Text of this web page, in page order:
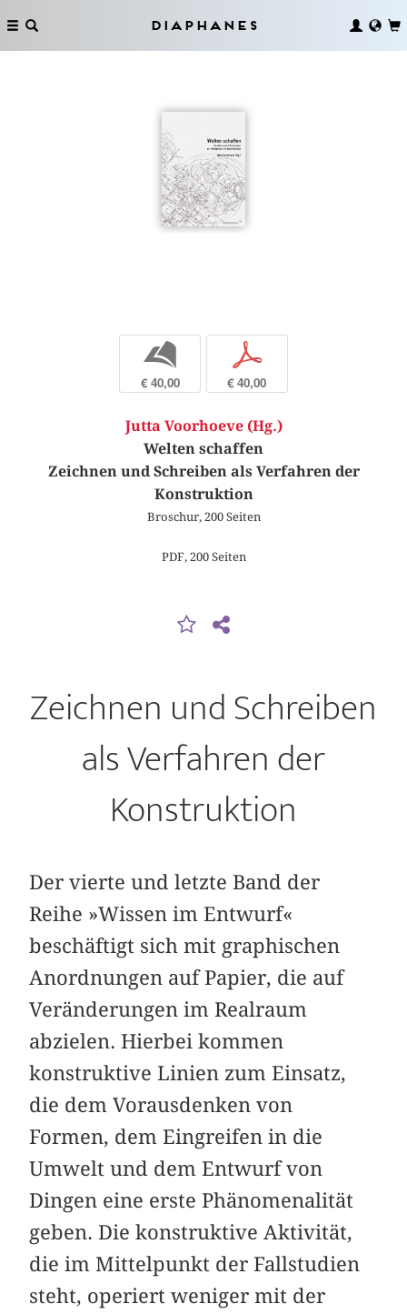
Diaphanes
b
€ 40,00
p
€ 40,00
Jutta Voorhoeve (Hg.)
Welten schaffen
Zeichnen und Schreiben als Verfahren der
Konstruktion
Broschur, 200 Seiten
PDF, 200 Seiten
Zeichnen und Schreiben
als Verfahren der
Konstruktion
Der vierte und letzte Band der
Reihe »Wissen im Entwurf«
beschäftigt sich mit graphischen
Anordnungen auf Papier, die auf
Veränderungen im Realraum
abzielen. Hierbei kommen
konstruktive Linien zum Einsatz,
die dem Vorausdenken von
Formen, dem Eingreifen in die
Umwelt und dem Entwurf von
Dingen eine erste Phänomenalität
geben. Die konstruktive Aktivität,
die im Mittelpunkt der Fallstudien
steht, operiert weniger mit der